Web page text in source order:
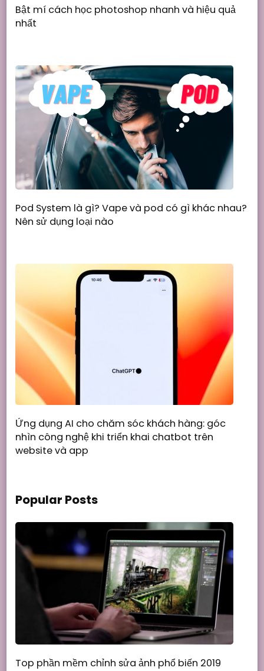
Bật mí cách học photoshop nhanh và hiệu quả
nhất
Pod System là gì? Vape và pod có gì khác nhau?
Nên sử dụng loại nào
Ứng dụng AI cho chăm sóc khách hàng: góc
nhìn công nghệ khi triển khai chatbot trên
website và app
Popular Posts
Top phần mềm chỉnh sửa ảnh phổ biến 2019